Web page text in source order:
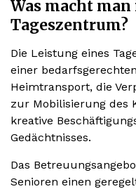
Was macht
Tageszentrum?
Die Leistung eines
einer
Heimtransport, die
zur Mobilisierung des
kreative
Gedächtnisses.
Das
Senioren einen